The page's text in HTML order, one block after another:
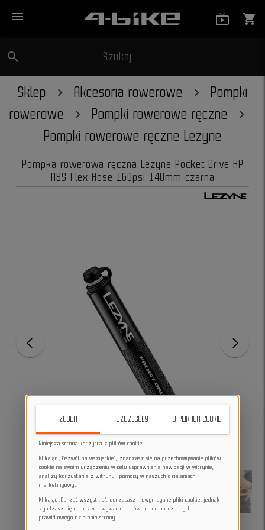
menu shopping_cart
search Szukaj
Sklep Akcesoria rowerowe
Pompki
rowerowe
Pompki rowerowe ręczne
Pompki rowerowe ręczne Lezyne
Pompka rowerowa ręczna Lezyne Pocket Drive HP
ABS Flex Hose 160psi 140mm czarna
ZGODA SZCZEGÓŁY O PLIKACH COOKIE
Niniejsza strona korzysta z plików cookie
Klikając „Zezwól na wszystkie”, zgadzasz się na przechowywanie plików
cookie na swoim urządzeniu w celu usprawnienia nawigacji w witrynie,
analizy korzystania z witryny i pomocy w naszych działaniach
marketingowych.
Klikając „Odrzuć wszystkie”, odrzucasz niewymagane pliki cookie, jednak
zgadzasz się na przechowywanie plików cookie potrzebnych do
prawidłowego działania strony.